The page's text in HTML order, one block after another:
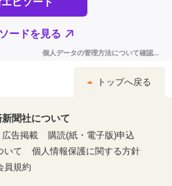
トップへ戻る
聞社について
広告掲載
購読(紙・電子版)申込
いて
個人情報保護に関する方針
員規約